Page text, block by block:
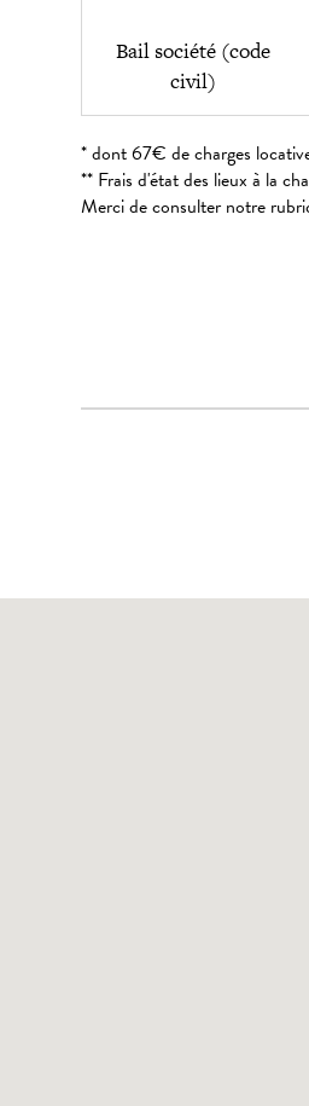
Bail société (code
civil)
* dont 67€ de charges
** Frais d'état des lieux à la
Merci de consulter notre